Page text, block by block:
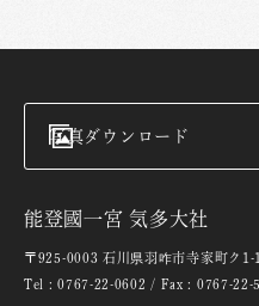
写真ダウンロード
能登國一宮 気多大社
〒925-0003 石川県羽咋市寺家町ク1-1
Tel : 0767-22-0602 / Fax : 0767-